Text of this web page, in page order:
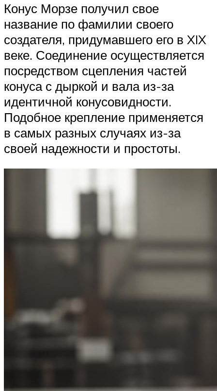
Конус Морзе получил свое
название по фамилии своего
создателя, придумавшего его в XIX
веке. Соединение осуществляется
посредством сцепления частей
конуса с дыркой и вала из-за
идентичной конусовидности.
Подобное крепление применяется
в самых разных случаях из-за
своей надежности и простоты.